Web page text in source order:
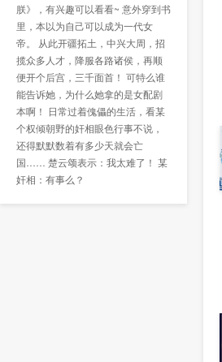
朕》，有兴趣可以看看~ 意外穿到书
里，本以为自己可以成为一代女
帝。 从此开疆拓土，中兴大周，招
揽众多人才，降服各路诸侯，再顺
便开个后宫，三千面首！ 可特么谁
能告诉她，为什么她拿的是女配剧
本啊！ 日常过着傀儡的生活，看某
个权倾朝野的奸相眼色行事不说，
还得默默数着有多少天就会亡
国…… 楚云颂表示：我太难了！ 某
奸相：有事么？